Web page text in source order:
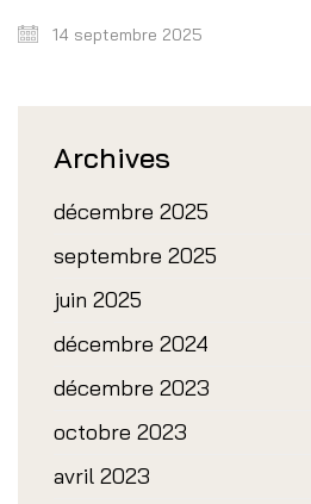
14 septembre 2025
Archives
décembre 2025
septembre 2025
juin 2025
décembre 2024
décembre 2023
octobre 2023
avril 2023